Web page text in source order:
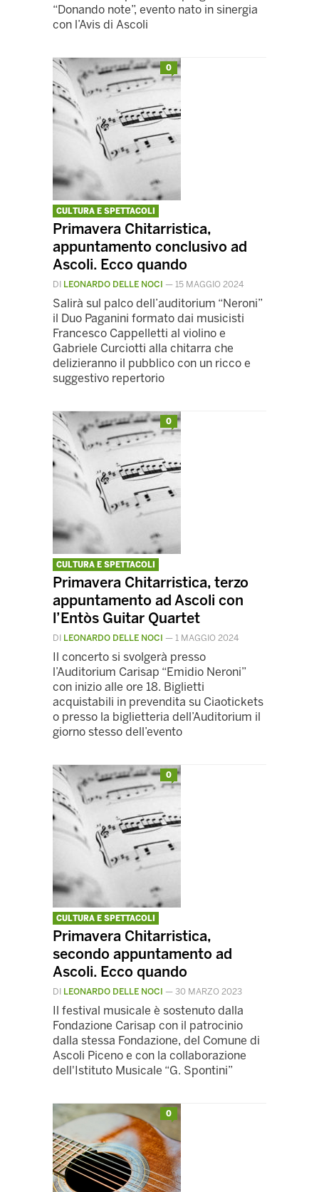
“Donando note”, evento nato in sinergia
con l’Avis di Ascoli
0
CULTURA E SPETTACOLI
Primavera Chitarristica,
appuntamento conclusivo ad
Ascoli. Ecco quando
DI LEONARDO DELLE NOCI — 15 MAGGIO 2024
Salirà sul palco dell’auditorium “Neroni”
il Duo Paganini formato dai musicisti
Francesco Cappelletti al violino e
Gabriele Curciotti alla chitarra che
delizieranno il pubblico con un ricco e
suggestivo repertorio
0
CULTURA E SPETTACOLI
Primavera Chitarristica, terzo
appuntamento ad Ascoli con
l’Entòs Guitar Quartet
DI LEONARDO DELLE NOCI — 1 MAGGIO 2024
Il concerto si svolgerà presso
l’Auditorium Carisap “Emidio Neroni”
con inizio alle ore 18. Biglietti
acquistabili in prevendita su Ciaotickets
o presso la biglietteria dell’Auditorium il
giorno stesso dell’evento
0
CULTURA E SPETTACOLI
Primavera Chitarristica,
secondo appuntamento ad
Ascoli. Ecco quando
DI LEONARDO DELLE NOCI — 30 MARZO 2023
Il festival musicale è sostenuto dalla
Fondazione Carisap con il patrocinio
dalla stessa Fondazione, del Comune di
Ascoli Piceno e con la collaborazione
dell'Istituto Musicale “G. Spontini”
0